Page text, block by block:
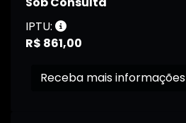
IPTU:
R$ 861,00
Receba mais informações